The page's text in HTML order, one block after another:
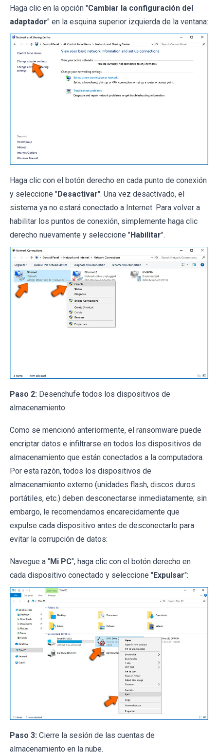
Haga clic en la opción "Cambiar la configuración del
adaptador" en la esquina superior izquierda de la ventana:
Haga clic con el botón derecho en cada punto de conexión
y seleccione "Desactivar". Una vez desactivado, el
sistema ya no estará conectado a Internet. Para volver a
habilitar los puntos de conexión, simplemente haga clic
derecho nuevamente y seleccione "Habilitar".
Paso 2: Desenchufe todos los dispositivos de
almacenamiento.
Como se mencionó anteriormente, el ransomware puede
encriptar datos e infiltrarse en todos los dispositivos de
almacenamiento que están conectados a la computadora.
Por esta razón, todos los dispositivos de
almacenamiento externo (unidades flash, discos duros
portátiles, etc.) deben desconectarse inmediatamente; sin
embargo, le recomendamos encarecidamente que
expulse cada dispositivo antes de desconectarlo para
evitar la corrupción de datos:
Navegue a "Mi PC", haga clic con el botón derecho en
cada dispositivo conectado y seleccione "Expulsar":
Paso 3: Cierre la sesión de las cuentas de
almacenamiento en la nube.